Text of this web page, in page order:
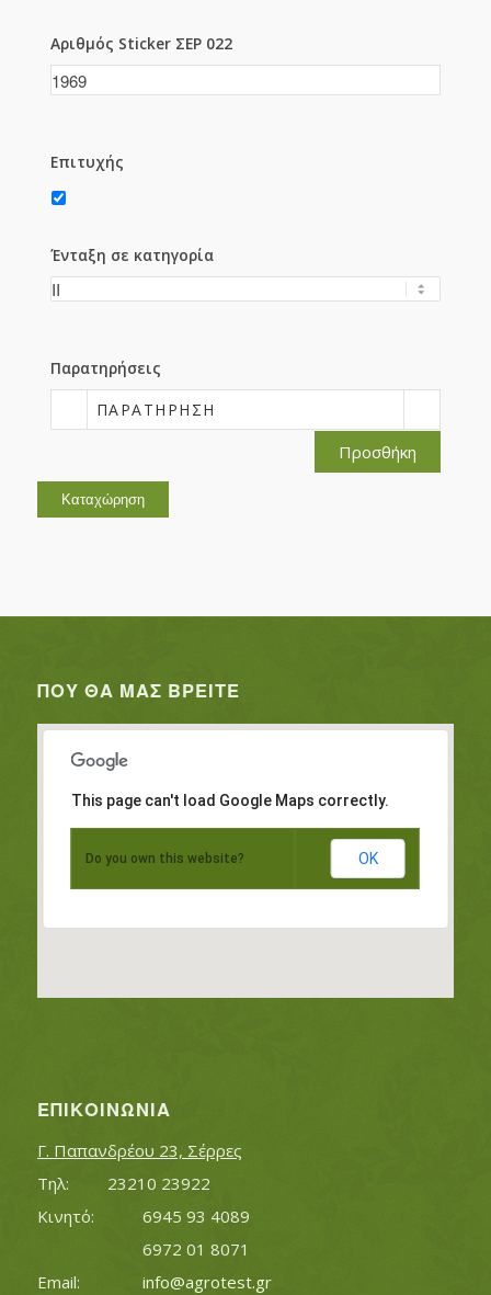
Αριθμός Sticker ΣΕΡ 022
Επιτυχής
Ένταξη σε κατηγορία
Παρατηρήσεις
ΠΑΡΑΤΉΡΗΣΗ
Προσθήκη
ΠΟΥ ΘΑ ΜΑΣ ΒΡΕΊΤΕ
This page can't load Google Maps correctly.
Do you own this website? OK
ΕΠΙΚΟΙΝΩΝΊΑ
Γ. Παπανδρέου 23, Σέρρες
Τηλ:		23210 23922
Κινητό:		6945 93 4089
			6972 01 8071
info@agrotest.gr